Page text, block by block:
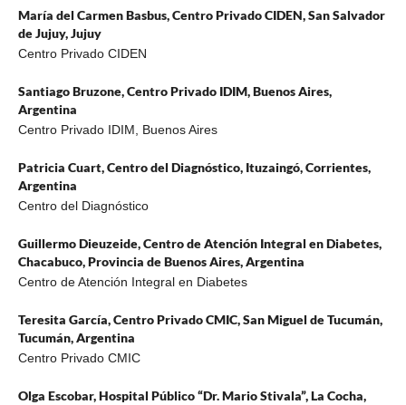
María del Carmen Basbus,Centro Privado CIDEN, San Salvador
de Jujuy, Jujuy
Centro Privado CIDEN
Santiago Bruzone,Centro Privado IDIM, Buenos Aires,
Argentina
Centro Privado IDIM, Buenos Aires
Patricia Cuart,Centro del Diagnóstico, Ituzaingó, Corrientes,
Argentina
Centro del Diagnóstico
Guillermo Dieuzeide,Centro de Atención Integral en Diabetes,
Chacabuco, Provincia de Buenos Aires, Argentina
Centro de Atención Integral en Diabetes
Teresita García,Centro Privado CMIC, San Miguel de Tucumán,
Tucumán, Argentina
Centro Privado CMIC
Olga Escobar,Hospital Público “Dr. Mario Stivala”, La Cocha,